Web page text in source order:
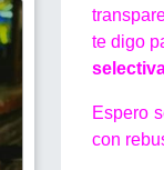
te digo
Espero
con